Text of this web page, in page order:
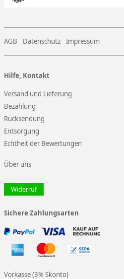
AGB Datenschutz Impressum
Hilfe, Kontakt
Versand und Lieferung
Bezahlung
Rücksendung
Entsorgung
Echtheit der Bewertungen
Über uns
Widerruf
Sichere Zahlungsarten
Vorkasse (3% Skonto)